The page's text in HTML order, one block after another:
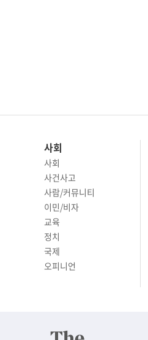
사회
사회
사건사고
사람/커뮤니티
이민/비자
교육
정치
국제
오피니언